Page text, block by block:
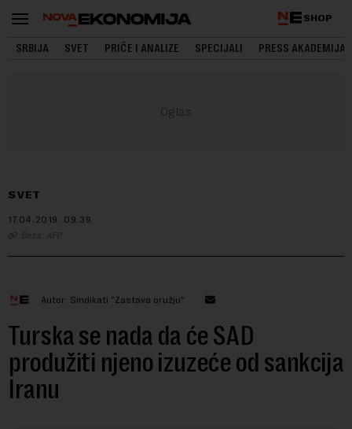
SHOP
SRBIJA SVET PRIČE I ANALIZE SPECIJALI PRESS AKADEMIJA
SVET
17.04.2019. 09:39
Beta, AFP
Autor: Sindikati "Zastava oružju"
Turska se nada da će SAD
produžiti njeno izuzeće od sankcija
Iranu